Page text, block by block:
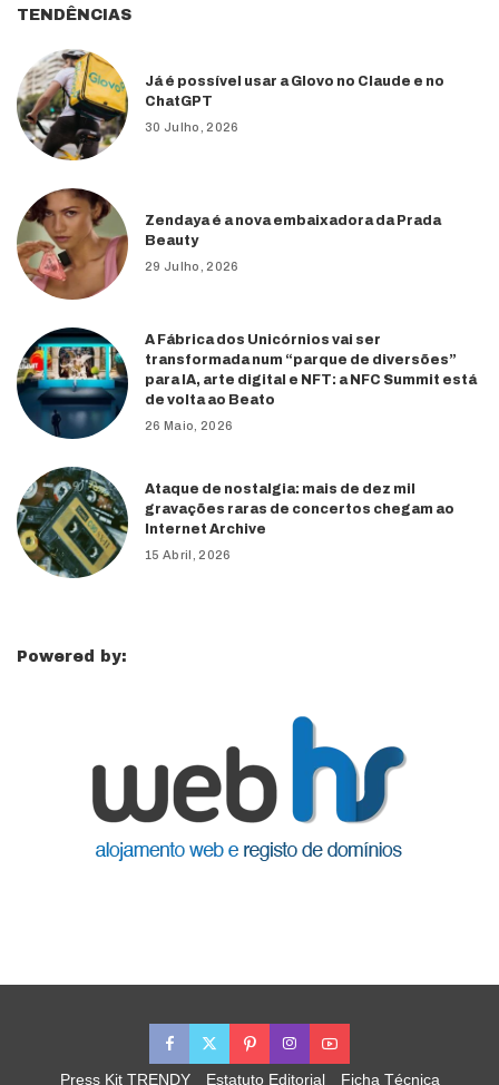
TENDÊNCIAS
Já é possível usar a Glovo no Claude e no
ChatGPT
30 Julho, 2026
Zendaya é a nova embaixadora da Prada
Beauty
29 Julho, 2026
A Fábrica dos Unicórnios vai ser
transformada num “parque de diversões”
para IA, arte digital e NFT: a NFC Summit está
de volta ao Beato
26 Maio, 2026
Ataque de nostalgia: mais de dez mil
gravações raras de concertos chegam ao
Internet Archive
15 Abril, 2026
Powered by:
Press Kit TRENDY Estatuto Editorial Ficha Técnica